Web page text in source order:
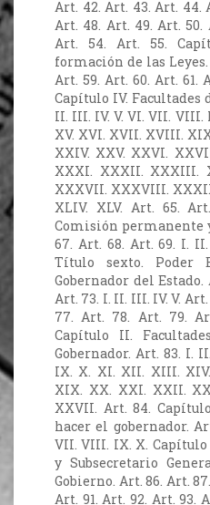
Art. 42. Art. 43. Art. 44.
Art. 48. Art. 49. Art. 50.
Art. 54. Art. 55.
formación de las
Art. 59. Art. 60. Art. 61.
Capítulo IV. Facultades
II. III. IV. V. VI. VII.
XV. XVI. XVII. XVIII.
XXIV. XXV. XXVI.
XXXI. XXXII. XXXIII.
XXXVII. XXXVIII.
XLIV. XLV. Art. 65.
Comisión permanente
67. Art. 68. Art. 69. I.
Título sexto. Poder
Gobernador del
Art. 73. I. II. III. IV. V.
77. Art. 78. Art. 79.
Capítulo II.
Gobernador. Art. 83. I.
IX. X. XI. XII. XIII.
XIX. XX. XXI. XXII.
XXVII. Art. 84.
hacer el gobernador.
VII. VIII. IX. X. Capítulo
y Subsecretario
Gobierno. Art. 86. Art.
Art. 91. Art. 92. Art. 93.